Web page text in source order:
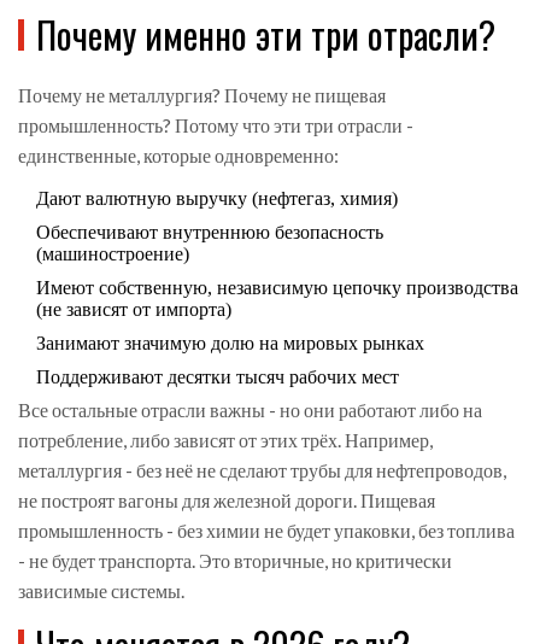
Почему именно эти три отрасли?
Почему не металлургия? Почему не пищевая
промышленность? Потому что эти три отрасли -
единственные, которые одновременно:
Дают валютную выручку (нефтегаз, химия)
Обеспечивают внутреннюю безопасность
(машиностроение)
Имеют собственную, независимую цепочку производства
(не зависят от импорта)
Занимают значимую долю на мировых рынках
Поддерживают десятки тысяч рабочих мест
Все остальные отрасли важны - но они работают либо на
потребление, либо зависят от этих трёх. Например,
металлургия - без неё не сделают трубы для нефтепроводов,
не построят вагоны для железной дороги. Пищевая
промышленность - без химии не будет упаковки, без топлива
- не будет транспорта. Это вторичные, но критически
зависимые системы.